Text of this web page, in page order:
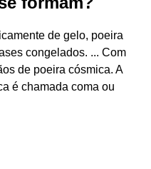
de gelo, poeira
congelados. ... Com
de poeira cósmica. A
é chamada coma ou